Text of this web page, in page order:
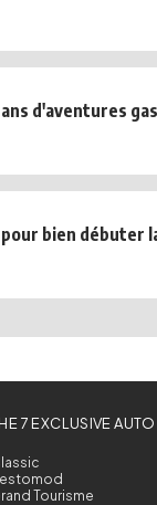
d'aventures
bien débuter
7 EXCLUSIVE AUTO
Tourisme